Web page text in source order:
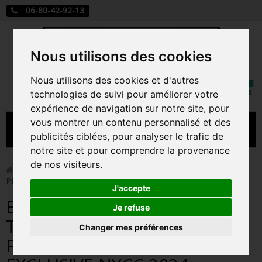
Nous utilisons des cookies
Nous utilisons des cookies et d'autres
technologies de suivi pour améliorer votre
expérience de navigation sur notre site, pour
vous montrer un contenu personnalisé et des
publicités ciblées, pour analyser le trafic de
notre site et pour comprendre la provenance
de nos visiteurs.
J'accepte
Je refuse
Changer mes préférences
06-80-42-92-13
Rechercher
Mon
MENU
CARTE A JOUER
PRÉCOMMANDE FIGURINES POP
FIGURINES POP MANGA
FIGURINES POP DISNEY
FIGURINES POP MARVEL
Funko Pop! > BUGGY THE CLOWN ON THRONE / ONE
PIECE / FIGURINE FUNKO POP / EXCLUSIVE NYCC 2024
BUGGY THE CLOWN ON
THRONE / ONE PIECE /
FIGURINE FUNKO POP /